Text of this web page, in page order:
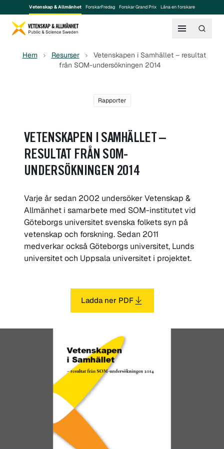
Vetenskap & Allmänhet ForskarFredag Forskar Grand Prix Låna en forskare
Hem Resurser
Vetenskapen i Samhället – resultat
från SOM-undersökningen 2014
Rapporter
VETENSKAPEN I SAMHÄLLET –
RESULTAT FRÅN SOM-
UNDERSÖKNINGEN 2014
Varje år sedan 2002 undersöker Vetenskap &
Allmänhet i samarbete med SOM-institutet vid
Göteborgs universitet svenska folkets syn på
vetenskap och forskning. Sedan 2011
medverkar också Göteborgs universitet, Lunds
universitet och Uppsala universitet i projektet.
Ladda ner PDF